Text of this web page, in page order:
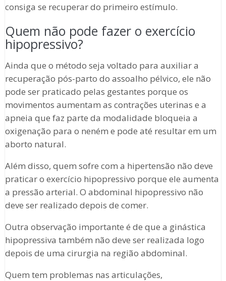
consiga se recuperar do primeiro estímulo.
Quem não pode fazer o exercício
hipopressivo?
Ainda que o método seja voltado para auxiliar a
recuperação pós-parto do assoalho pélvico, ele não
pode ser praticado pelas gestantes porque os
movimentos aumentam as contrações uterinas e a
apneia que faz parte da modalidade bloqueia a
oxigenação para o neném e pode até resultar em um
aborto natural.
Além disso, quem sofre com a hipertensão não deve
praticar o exercício hipopressivo porque ele aumenta
a pressão arterial. O abdominal hipopressivo não
deve ser realizado depois de comer.
Outra observação importante é de que a ginástica
hipopressiva também não deve ser realizada logo
depois de uma cirurgia na região abdominal.
Quem tem problemas nas articulações,